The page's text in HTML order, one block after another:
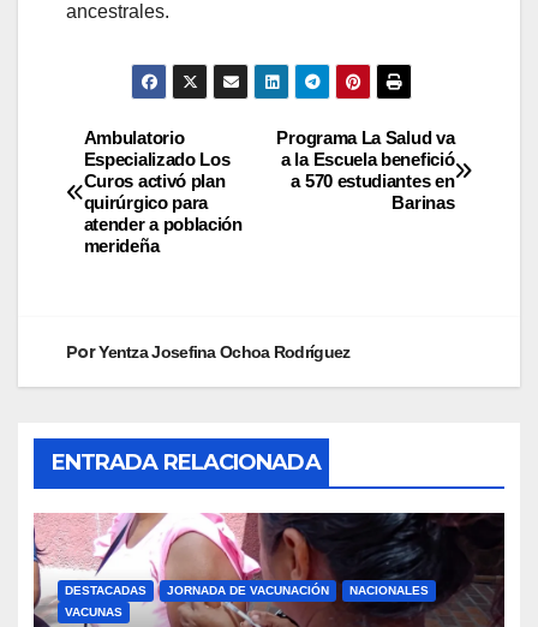
ancestrales.
Programa La Salud va
a la Escuela benefició
a 570 estudiantes en
Barinas
Ambulatorio
Especializado Los
Curos activó plan
quirúrgico para
atender a población
merideña
PorYentza Josefina Ochoa Rodríguez
ENTRADA RELACIONADA
DESTACADAS JORNADA DE VACUNACIÓN
NACIONALES
VACUNAS